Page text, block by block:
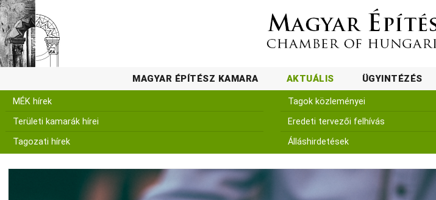
MAGYAR ÉPÍTÉSZ KAMARA AKTUÁLIS ÜGYINTÉZÉS
MÉK hírek
Területi kamarák hírei
Tagozati hírek
Tagok közleményei
Eredeti tervezői felhívás
Álláshirdetések